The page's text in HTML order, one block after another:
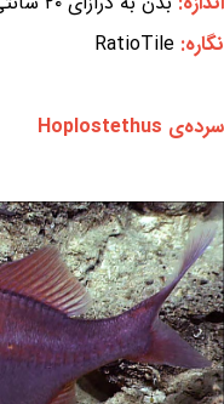
نگاره: RatioTile
سرده‌ی Hoplostethus